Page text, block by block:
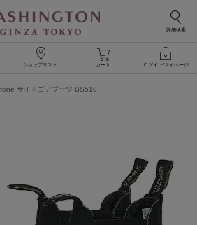
詳細検索
ショップリスト カート ログイン/マイページ
サイドゴアブーツ BS510